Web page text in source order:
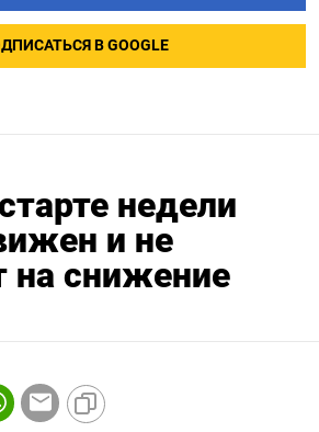
В GOOGLE
недели
и не
на снижение